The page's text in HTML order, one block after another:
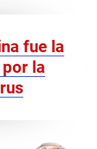
fue la
la